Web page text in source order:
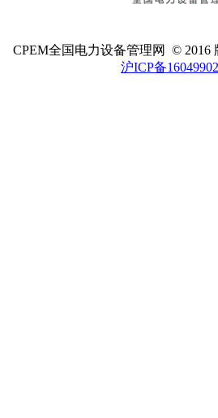
CPEM全国电力设备管理网 © 2016
沪ICP备